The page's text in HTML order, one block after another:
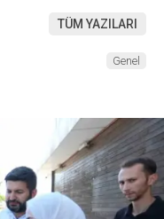
TÜM YAZILARI
Genel